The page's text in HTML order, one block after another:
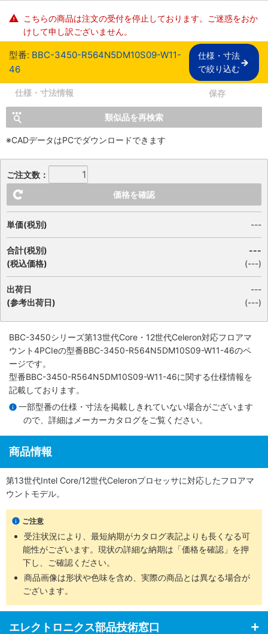
こちらの商品は注文の受付を停止しております。ご迷惑をおか
けして申し訳ございません。
型番: BBC-3450-R564N5DM10S09-W11-
46
仕様・寸法
で絞り込む
仕様・寸法情報 保存
類似品を再検索
※CADデータはPCでダウンロードできます
ご注文数：
価格を確認
単価(税別) ---
合計(税別)
(税込価格)
---
(---)
出荷日
(参考出荷日)
---
(---)
BBC-3450シリーズ第13世代Core・12世代Celeron対応フロアマ
ウント4PCIeの型番BBC-3450-R564N5DM10S09-W11-46のペ
ージです。
型番BBC-3450-R564N5DM10S09-W11-46に関する仕様情報を
記載しております。
一部型番の仕様・寸法を掲載しきれていない場合がございます
ので、詳細は メーカーカタログをご覧ください。
商品情報
第13世代Intel Core/12世代Celeronプロセッサに対応したフロアマ
ウントモデル。
ご注意
受注状況により、最短納期がカタログ表記よりも長くなる可
能性がございます。現状の詳細な納期は「価格を確認」を押
下し、ご確認ください。
商品画像は形状や色味を含め、実際の商品とは異なる場合が
ございます。
エレクトロニクス部品技術窓口